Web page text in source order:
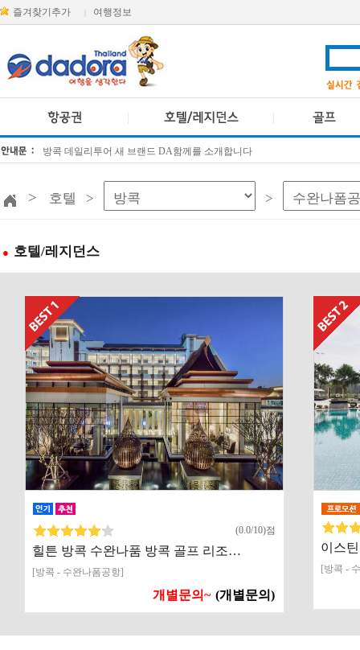
즐겨찾기추가 여행정보
방콕 데일리투어 새 브랜드 DA함께를 소개합니다
> 호텔 > >
● 호텔/레지던스
(0.0/10)점
힐튼 방콕 수완나품 방콕 골프 리조…
[방콕 - 수완나폼공항]
개별문의~ (개별문의)
이스
[방콕 -